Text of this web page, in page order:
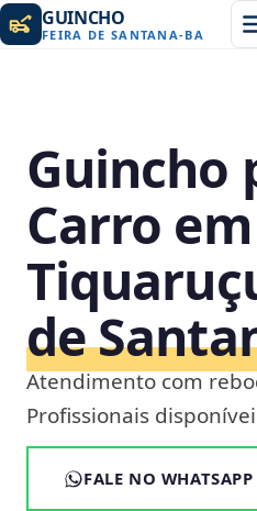
GUINCHO
FEIRA DE SANTANA-BA
Guincho
Carro em
de
Atendimento com
Profissionais
FALE NO WHATSAPP